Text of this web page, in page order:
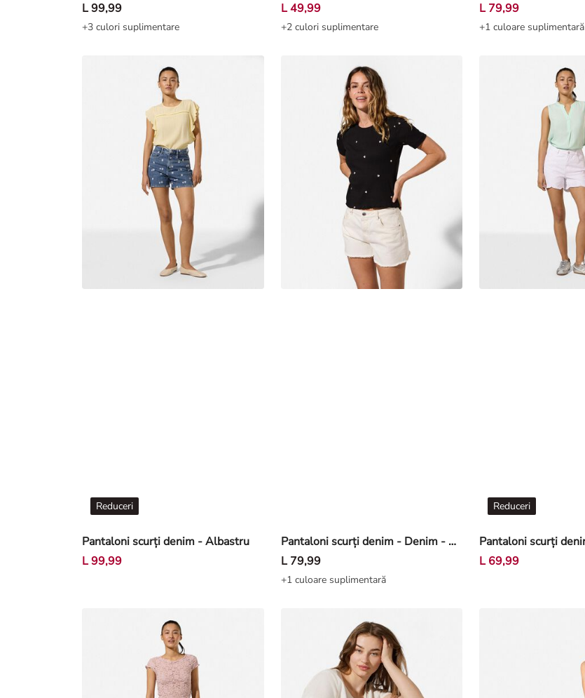
L 99,99
+3 culori suplimentare
L 49,99
+2 culori suplimentare
L 79,99
+1 culoare suplimentară
Pantaloni scurți denim - Albastru
Reduceri
L 99,99
Pantaloni scurți denim - Denim - Alb
L 79,99
+1 culoare suplimentară
Reduceri
L 69,99